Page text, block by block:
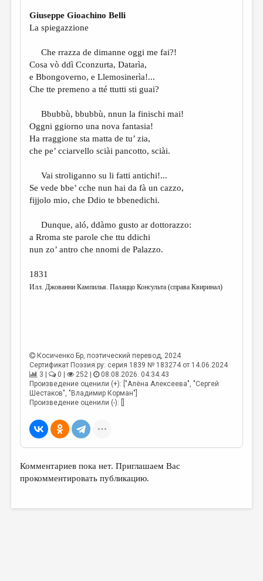
Giuseppe Gioachino Belli
La spiegazzione
Che rrazza de dimanne oggi me fai?!
Cosa vò ddì Cconzurta, Datarìa,
e Bbongoverno, e Llemosinerìa!...
Che tte premeno a tté ttutti sti guai?
Bbubbù, bbubbù, nnun la finischi mai!
Oggni ggiorno una nova fantasia!
Ha rraggione sta matta de tu’ zia,
che pe’ cciarvello sciài pancotto, sciài.
Vai stroliganno su li fatti antichi!...
Se vede bbe’ cche nun hai da fà un cazzo,
fijjolo mio, che Ddio te bbenedichi.
Dunque, aló, ddàmo gusto ar dottorazzo:
a Rroma ste parole che ttu ddichi
nun zo’ antro che nnomi de Palazzo.
1831
Илл. Джованни Кампилья. Палаццо Консульта (справа Квиринал)
Косиченко Бр, поэтический перевод, 2024
Сертификат Поэзия.ру: серия 1839 № 183274 от 14.06.2024
3 |
0 | 252 |
08.08.2026. 04:34:43
Произведение оценили (+): ["Алёна Алексеева", "Сергей
Шестаков", "Владимир Корман"]
Произведение оценили (-): []
Комментариев пока нет. Приглашаем Вас
прокомментировать публикацию.